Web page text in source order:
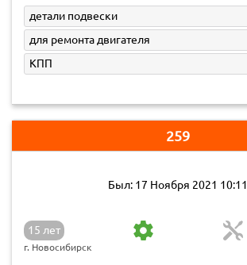
детали подвески
для ремонта двигателя
КПП
259
Был: 17 Ноября 2021 10:11
15 лет
г. Новосибирск